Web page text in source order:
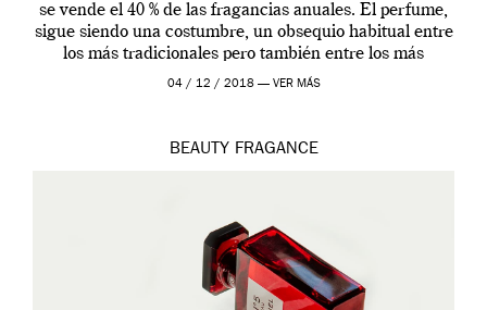
se vende el 40 % de las fragancias anuales. El perfume,
sigue siendo una costumbre, un obsequio habitual entre
los más tradicionales pero también entre los más
modernos. Estos días ha […]
04 / 12 / 2018 — VER MÁS
BEAUTY FRAGANCE